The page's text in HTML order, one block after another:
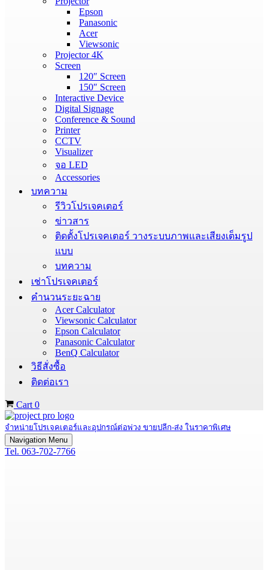
Epson
Panasonic
Acer
Viewsonic
Projector 4K
Screen
120″ Screen
150″ Screen
Interactive Device
Digital Signage
Conference & Sound
Printer
CCTV
Visualizer
จอ LED
Accessories
บทความ
รีวิวโปรเจคเตอร์
ข่าวสาร
ติดตั้งโปรเจคเตอร์ วางระบบภาพและเสียงเต็มรูป
แบบ
บทความ
เช่าโปรเจคเตอร์
คำนวนระยะฉาย
Acer Calculator
Viewsonic Calculator
Epson Calculator
Panasonic Calculator
BenQ Calculator
วิธีสั่งซื้อ
ติดต่อเรา
Cart 0
จำหน่ายโปรเจคเตอร์และอุปกรณ์ต่อพ่วง ขายปลีก-ส่ง ในราคาพิเศษ
Navigation Menu
Tel. 063-702-7766